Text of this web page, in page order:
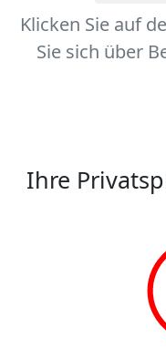
Klicken Sie auf
Sie sich über
Ihre